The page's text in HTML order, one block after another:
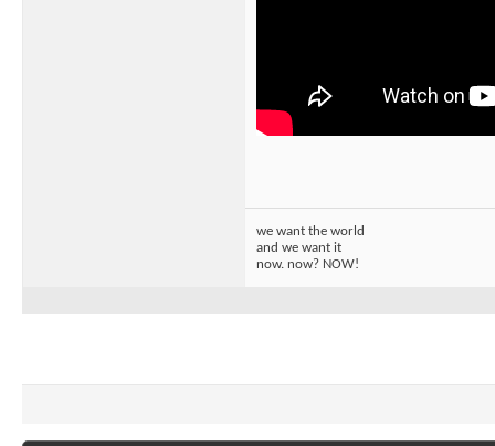
we want the world
and we want it
now. now? NOW!